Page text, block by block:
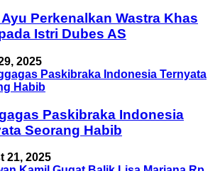
Perkenalkan Wastra Khas
Istri Dubes AS
2025
Paskibraka Indonesia
Seorang Habib
21, 2025